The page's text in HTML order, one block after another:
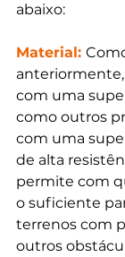
abaixo:
Material:
com uma
como outros
com uma
de alta
permite com
o suficiente
terrenos com
outros